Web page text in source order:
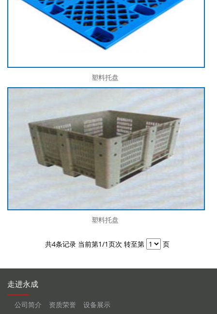
塑料托盘
塑料托盘
共4条记录 当前第1/1页次 转至第 页
走进永成
公司简介 资质荣誉 设备展示